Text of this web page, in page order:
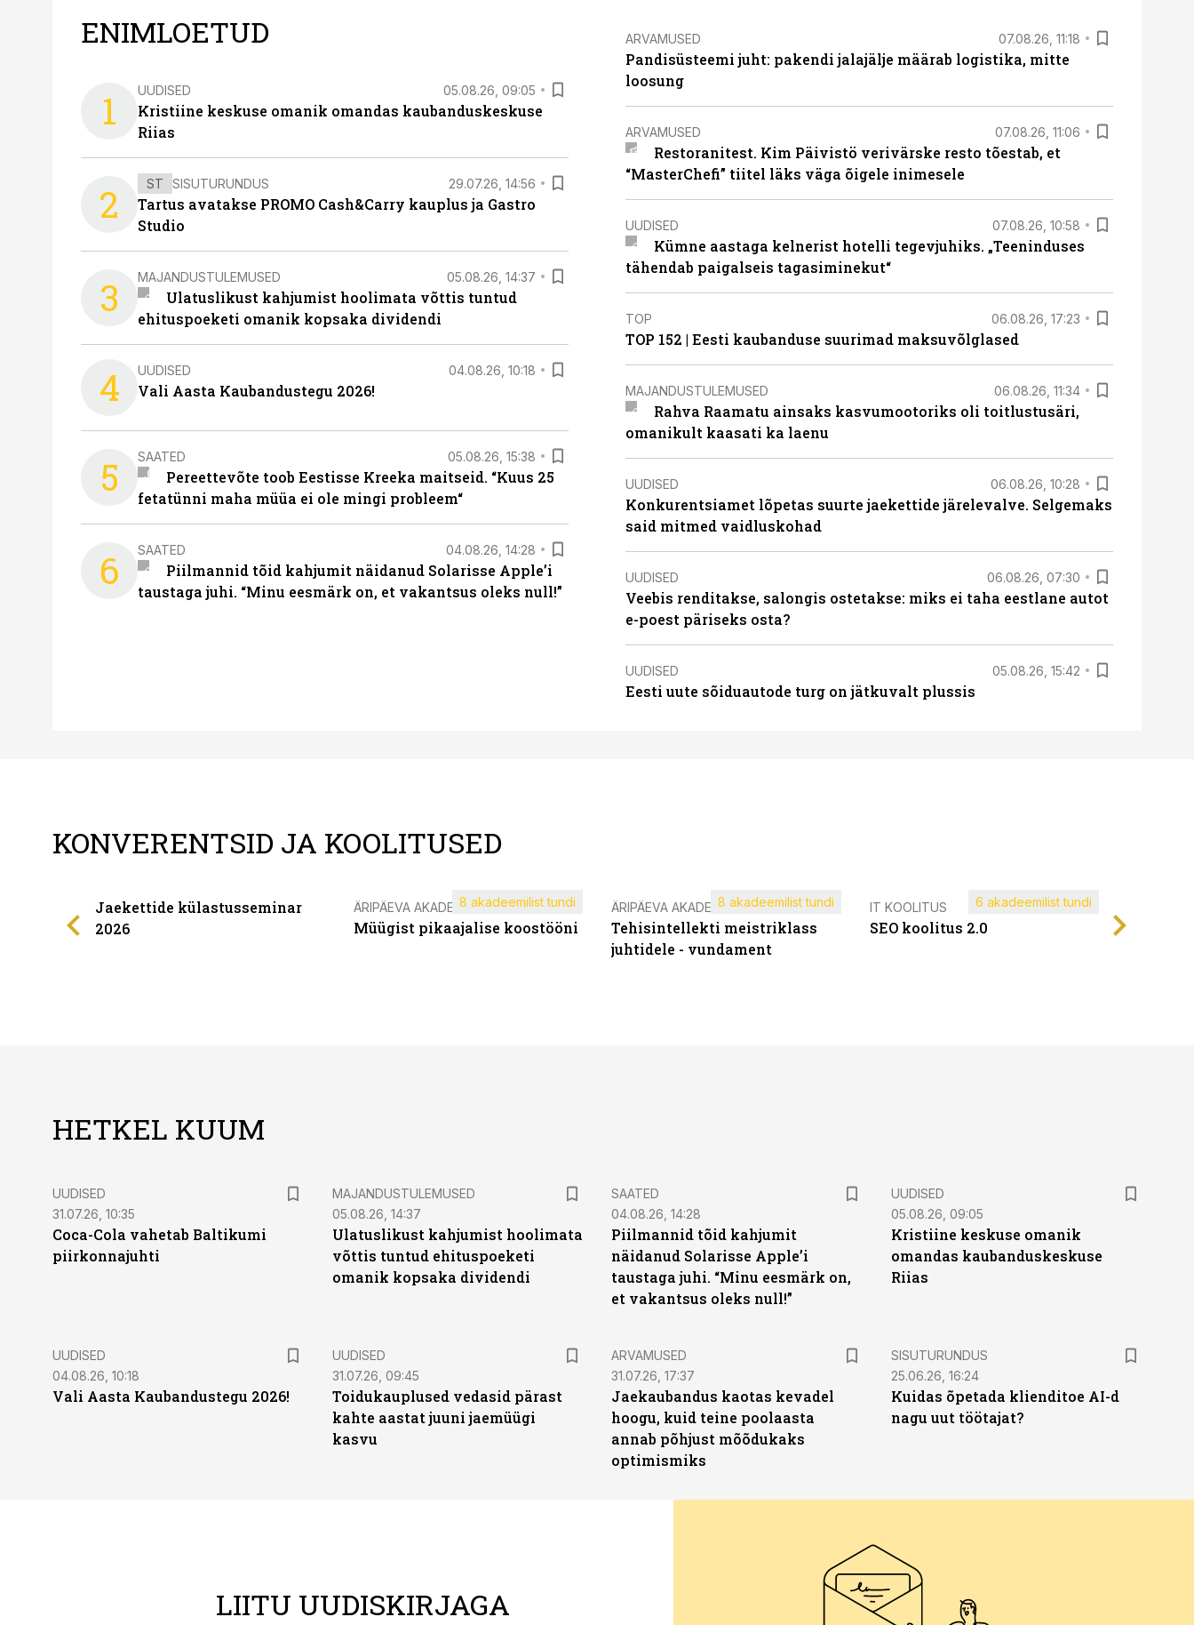
ENIMLOETUD
1 UUDISED 05.08.26, 09:05
Kristiine keskuse omanik omandas kaubanduskeskuse
Riias
2 ST SISUTURUNDUS 29.07.26, 14:56
Tartus avatakse PROMO Cash&Carry kauplus ja Gastro
Studio
3 MAJANDUSTULEMUSED 05.08.26, 14:37
Ulatuslikust kahjumist hoolimata võttis tuntud
ehituspoeketi omanik kopsaka dividendi
4 UUDISED 04.08.26, 10:18
Vali Aasta Kaubandustegu 2026!
5 SAATED 05.08.26, 15:38
Pereettevõte toob Eestisse Kreeka maitseid. “Kuus 25
fetatünni maha müüa ei ole mingi probleem“
6 SAATED 04.08.26, 14:28
Piilmannid tõid kahjumit näidanud Solarisse Apple’i
taustaga juhi. “Minu eesmärk on, et vakantsus oleks null!”
ARVAMUSED 07.08.26, 11:18
Pandisüsteemi juht: pakendi jalajälje määrab logistika, mitte
loosung
ARVAMUSED 07.08.26, 11:06
Restoranitest. Kim Päivistö verivärske resto tõestab, et
“MasterChefi” tiitel läks väga õigele inimesele
UUDISED 07.08.26, 10:58
Kümne aastaga kelnerist hotelli tegevjuhiks. „Teeninduses
tähendab paigalseis tagasiminekut“
TOP 06.08.26, 17:23
TOP 152 | Eesti kaubanduse suurimad maksuvõlglased
MAJANDUSTULEMUSED 06.08.26, 11:34
Rahva Raamatu ainsaks kasvumootoriks oli toitlustusäri,
omanikult kaasati ka laenu
UUDISED 06.08.26, 10:28
Konkurentsiamet lõpetas suurte jaekettide järelevalve. Selgemaks
said mitmed vaidluskohad
UUDISED 06.08.26, 07:30
Veebis renditakse, salongis ostetakse: miks ei taha eestlane autot
e-poest päriseks osta?
UUDISED 05.08.26, 15:42
Eesti uute sõiduautode turg on jätkuvalt plussis
KONVERENTSID JA KOOLITUSED
Jaekettide külastusseminar
2026
ÄRIPÄEVA AKADEEMIA
Müügist pikaajalise koostööni
8 akadeemilist tundi ÄRIPÄEVA AKADEEMIA
Tehisintellekti meistriklass
juhtidele - vundament
8 akadeemilist tundi IT KOOLITUS
SEO koolitus 2.0
6 akadeemilist tundi
HETKEL KUUM
UUDISED
31.07.26, 10:35
Coca-Cola vahetab Baltikumi
piirkonnajuhti
MAJANDUSTULEMUSED
05.08.26, 14:37
Ulatuslikust kahjumist hoolimata
võttis tuntud ehituspoeketi
omanik kopsaka dividendi
SAATED
04.08.26, 14:28
Piilmannid tõid kahjumit
näidanud Solarisse Apple’i
taustaga juhi. “Minu eesmärk on,
et vakantsus oleks null!”
UUDISED
05.08.26, 09:05
Kristiine keskuse omanik
omandas kaubanduskeskuse
Riias
UUDISED
04.08.26, 10:18
Vali Aasta Kaubandustegu 2026!
UUDISED
31.07.26, 09:45
Toidukauplused vedasid pärast
kahte aastat juuni jaemüügi
kasvu
ARVAMUSED
31.07.26, 17:37
Jaekaubandus kaotas kevadel
hoogu, kuid teine poolaasta
annab põhjust mõõdukaks
optimismiks
ST
SISUTURUNDUS
25.06.26, 16:24
Kuidas õpetada klienditoe AI-d
nagu uut töötajat?
LIITU UUDISKIRJAGA